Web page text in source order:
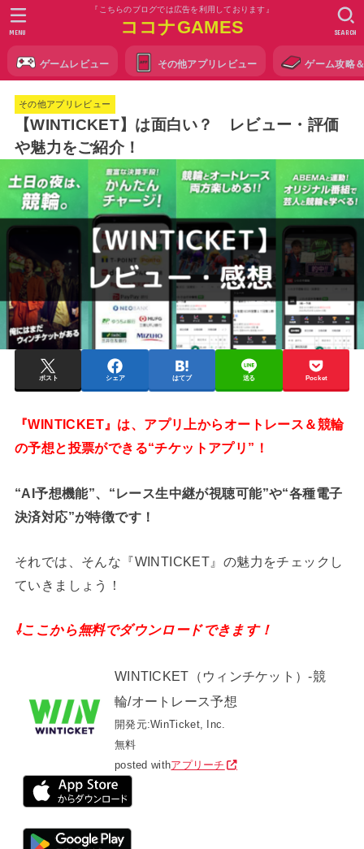
『こちらのブログでは広告を利用しております』
ココナGAMES
ゲームレビュー その他アプリレビュー ゲーム攻略
SEARCH
MENU
その他アプリレビュー
【WINTICKET】は面白い？ レビュー・評価
や魅力をご紹介！
ポスト シェア はてブ 送る Pocket
『WINTICKET』は、アプリ上からオートレース＆競輪
の予想と投票ができる“チケットアプリ”！
“AI予想機能”、“レース生中継が視聴可能”や“各種電子
決済対応”が特徴です！
それでは、そんな『WINTICKET』の魅力をチェックし
ていきましょう！
⇩ここから無料でダウンロードできます！
WINTICKET（ウィンチケット）-競
輪/オートレース予想
開発元:WinTicket, Inc.
無料
posted withアプリーチ